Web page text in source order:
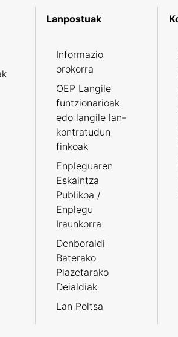
Lanpostuak
Informazio
orokorra
OEP Langile
funtzionarioak
edo langile lan-
kontratudun
finkoak
Enpleguaren
Eskaintza
Publikoa /
Enplegu
Iraunkorra
Denboraldi
Baterako
Plazetarako
Deialdiak
Lan Poltsa